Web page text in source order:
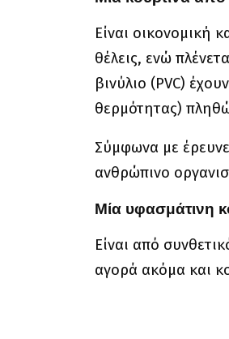
Είναι οικονομική
θέλεις, ενώ
βινύλιο (PVC)
θερμότητας)
Σύμφωνα με
ανθρώπινο
Μία υφασμάτινη
Είναι από
αγορά ακόμα και